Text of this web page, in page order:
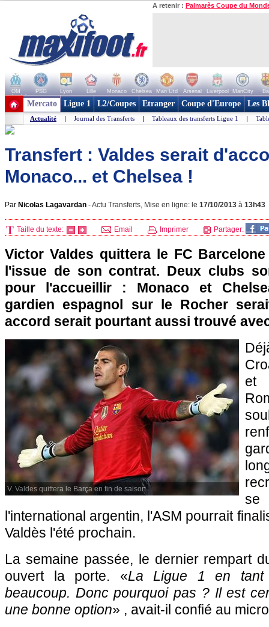
A retenir : Palmarès Coupe du
OM PSG Lyon Lille Monaco Chelsea Man Utd Arsenal Liverpool ManCity
+ de clubs
Mercato Ligue 1 L2/Coupes Etranger Coupe d'Europe Les
Actualité | Journal des Transferts | Tableaux des transferts Ligue 1 |
Transfert : Valdes serait
Monaco... et Chelsea !
Par Nicolas Lagavardan -Actu Transferts, Mise en ligne: le 17/10/2013 à 13h43
Taille du texte: Email Imprimer Partager:
Victor Valdes quittera le FC
l'issue de son contrat. Deux clubs
pour l'accueillir : Monaco et
gardien espagnol sur le Rocher
accord serait pourtant aussi trouvé
V. Valdes quittera le Barça en fin de saison
et
l'international argentin, l'ASM pourrait
Valdès l'été prochain.
La semaine passée, le dernier rempart
ouvert la porte. «La Ligue 1 en tant
beaucoup. Donc pourquoi pas ? Il est
une bonne option» , avait-il confié au